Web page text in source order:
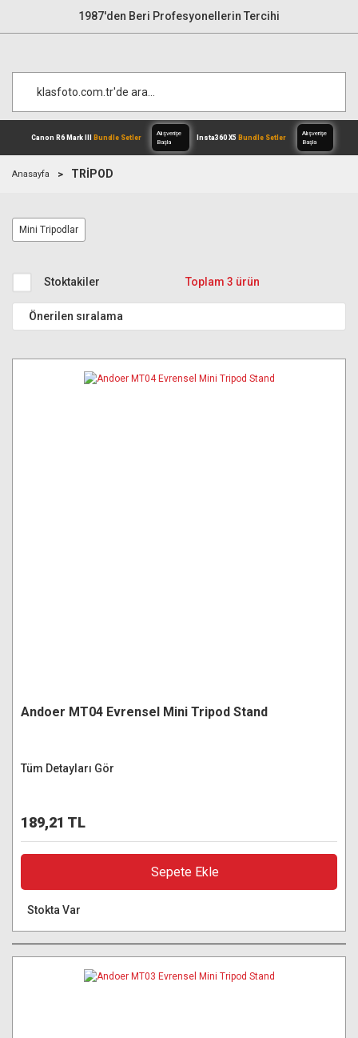
1987'den Beri Profesyonellerin Tercihi
Canon R6 Mark III
Anasayfa TRİPOD
Mini Tripodlar
Stoktakiler Toplam 3 ürün
Andoer MT04 Evrensel Mini Tripod Stand
Tüm Detayları Gör
189,21 TL
Sepete Ekle
Stokta Var